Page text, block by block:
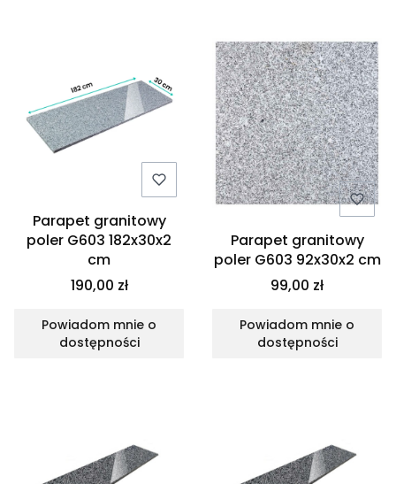
Parapet granitowy
poler G603 182x30x2
cm
190,00 zł
Powiadom mnie o
dostępności
Parapet granitowy
poler G603 92x30x2 cm
99,00 zł
Powiadom mnie o
dostępności